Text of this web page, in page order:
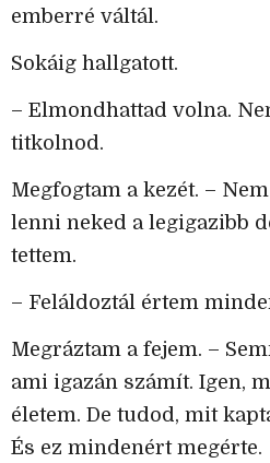
emberré váltál.
Sokáig hallgatott.
– Elmondhattad volna.
titkolnod.
Megfogtam a kezét. –
lenni neked a legigazibb
tettem.
– Feláldoztál értem
Megráztam a fejem. –
ami igazán számít. Igen,
életem. De tudod, mit
És ez mindenért megérte.